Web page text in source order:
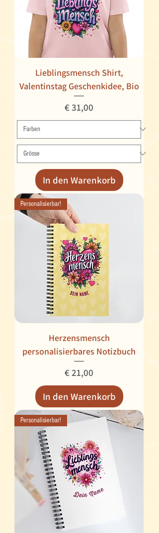
Lieblingsmensch Shirt,
Valentinstag Geschenkidee, Bio
Preis
€ 31,00
In den Warenkorb
Personalisierbar!
Herzensmensch
personalisierbares Notizbuch
Preis
€ 21,00
In den Warenkorb
Personalisierbar!